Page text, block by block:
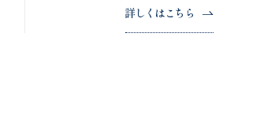
詳しくはこちら